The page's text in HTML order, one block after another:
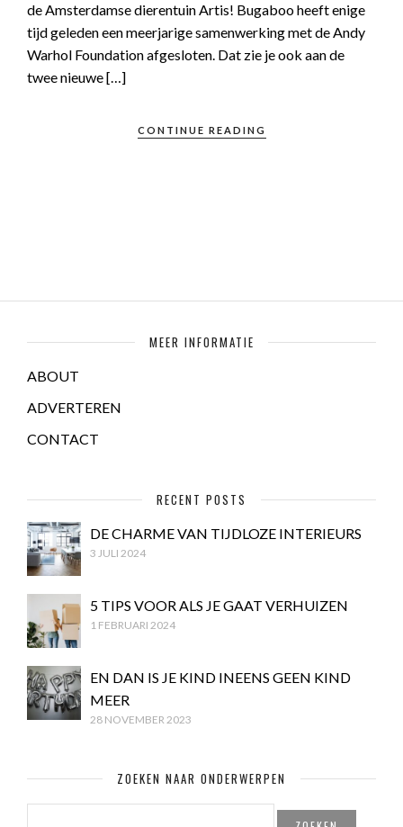
de Amsterdamse dierentuin Artis! Bugaboo heeft enige
tijd geleden een meerjarige samenwerking met de Andy
Warhol Foundation afgesloten. Dat zie je ook aan de
twee nieuwe […]
CONTINUE READING
MEER INFORMATIE
ABOUT
ADVERTEREN
CONTACT
RECENT POSTS
DE CHARME VAN TIJDLOZE INTERIEURS
3 JULI 2024
5 TIPS VOOR ALS JE GAAT VERHUIZEN
1 FEBRUARI 2024
EN DAN IS JE KIND INEENS GEEN KIND
MEER
28 NOVEMBER 2023
ZOEKEN NAAR ONDERWERPEN
ZOEKEN